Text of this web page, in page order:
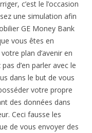
c’est le l’occasion
une simulation afin
GE Money Bank
vous êtes en
plan d’avenir en
d’en parler avec le
dans le but de vous
votre propre
des données dans
Ceci fausse les
de vous envoyer des